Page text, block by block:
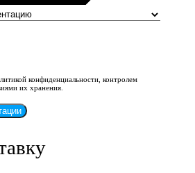
конфиденциальности, контролем
их хранения.